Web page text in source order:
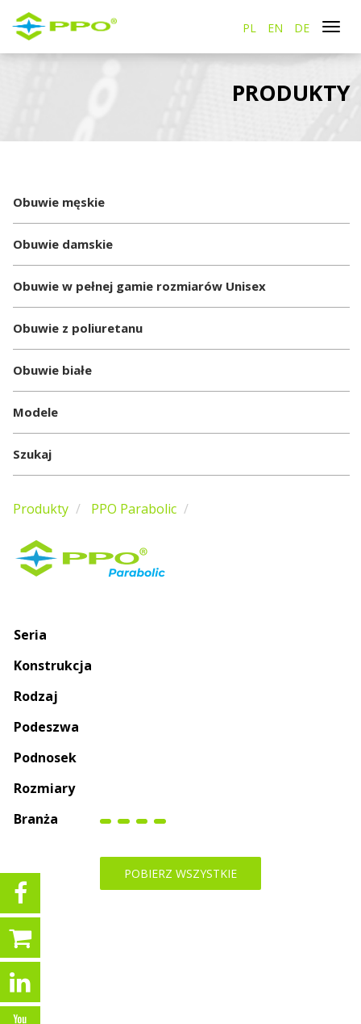
PL EN DE
PRODUKTY
Obuwie męskie
Obuwie damskie
Obuwie w pełnej gamie rozmiarów Unisex
Obuwie z poliuretanu
Obuwie białe
Modele
Szukaj
Produkty PPO Parabolic
Seria
Konstrukcja
Rodzaj
Podeszwa
Podnosek
Rozmiary
Branża
POBIERZ WSZYSTKIE